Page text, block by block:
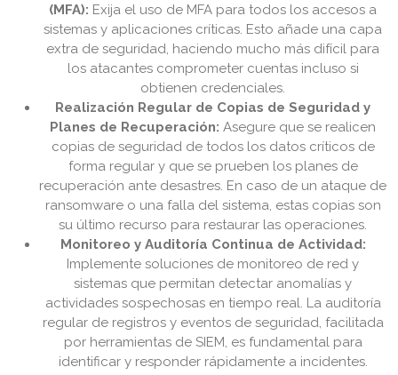
(MFA): Exija el uso de MFA para todos los accesos a
sistemas y aplicaciones críticas. Esto añade una capa
extra de seguridad, haciendo mucho más difícil para
los atacantes comprometer cuentas incluso si
obtienen credenciales.
Realización Regular de Copias de Seguridad y
Planes de Recuperación: Asegure que se realicen
copias de seguridad de todos los datos críticos de
forma regular y que se prueben los planes de
recuperación ante desastres. En caso de un ataque de
ransomware o una falla del sistema, estas copias son
su último recurso para restaurar las operaciones.
Monitoreo y Auditoría Continua de Actividad:
Implemente soluciones de monitoreo de red y
sistemas que permitan detectar anomalías y
actividades sospechosas en tiempo real. La auditoría
regular de registros y eventos de seguridad, facilitada
por herramientas de SIEM, es fundamental para
identificar y responder rápidamente a incidentes.